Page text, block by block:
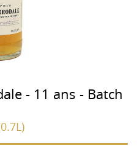
- 11 ans - Batch